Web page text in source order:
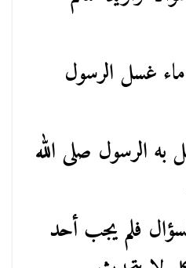
غسل الرسول
به الرسول صلى الله
فلم يجب أحد